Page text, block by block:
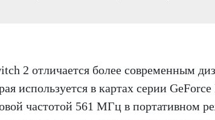
2 отличается более современным
используется в картах серии
частотой 561 МГц в портативном